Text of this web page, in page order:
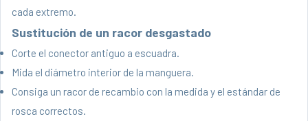
cada extremo.
Sustitución de un racor desgastado
Corte el conector antiguo a escuadra.
Mida el diámetro interior de la manguera.
Consiga un racor de recambio con la medida y el estándar de
rosca correctos.